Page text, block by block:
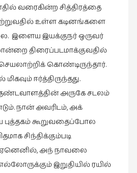
வரைகின்ற சித்திரத்தை
உள்ள கடினங்களை
இளைய இயக்குநர் ஒருவர்
திரைப்படமாக்குவதில்
கொண்டிருந்தார்.
ஈர்த்திருந்தது.
தண்டவாளத்தின் அருகே சடலம்
நான் அவரிடம், அக்
புத்தகம் கூறுவதைப்போல
சிந்திக்கும்படி
ஏனெனில், அந் நாவலை
இறுதியில் ரயில்